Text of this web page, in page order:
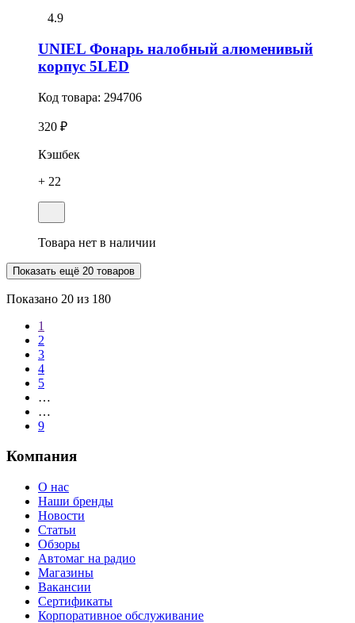
4.9
UNIEL Фонарь налобный алюменивый
корпус 5LED
Код товара: 294706
320 ₽
Кэшбек
+ 22
Товара нет в наличии
Показать ещё 20 товаров
Показано 20 из 180
1
2
3
4
5
…
…
9
Компания
О нас
Наши бренды
Новости
Статьи
Обзоры
Автомаг на радио
Магазины
Вакансии
Сертификаты
Корпоративное обслуживание